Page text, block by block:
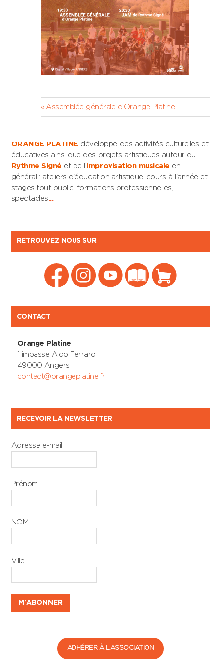
Navigation
l’article
Previous
Post:
Assemblée générale d’Orange Platine
ORANGE PLATINE développe des activités culturelles et
éducatives ainsi que des projets artistiques autour du
Rythme Signé et de l’improvisation musicale en
général : ateliers d'éducation artistique, cours à l'année et
stages tout public, formations professionnelles,
spectacles...
RETROUVEZ NOUS SUR
CONTACT
Orange Platine
1 impasse Aldo Ferraro
49000 Angers
contact@orangeplatine.fr
RECEVOIR LA NEWSLETTER
Adresse e-mail
Prénom
NOM
Ville
ADHÉRER À L'ASSOCIATION